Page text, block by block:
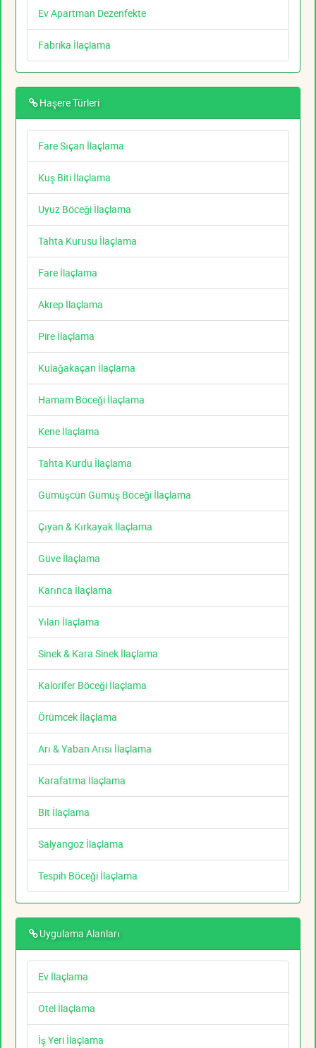
Ev Apartman Dezenfekte
Fabrika İlaçlama
Haşere Türleri
Fare Sıçan İlaçlama
Kuş Biti İlaçlama
Uyuz Böceği İlaçlama
Tahta Kurusu İlaçlama
Fare İlaçlama
Akrep İlaçlama
Pire İlaçlama
Kulağakaçan İlaçlama
Hamam Böceği İlaçlama
Kene İlaçlama
Tahta Kurdu İlaçlama
Gümüşcün Gümüş Böceği İlaçlama
Çıyan & Kırkayak İlaçlama
Güve İlaçlama
Karınca İlaçlama
Yılan İlaçlama
Sinek & Kara Sinek İlaçlama
Kalorifer Böceği İlaçlama
Örümcek İlaçlama
Arı & Yaban Arısı İlaçlama
Karafatma İlaçlama
Bit İlaçlama
Salyangoz İlaçlama
Tespih Böceği İlaçlama
Uygulama Alanları
Ev İlaçlama
Otel İlaçlama
İş Yeri İlaçlama